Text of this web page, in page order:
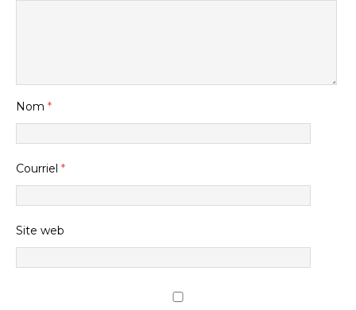
Nom *
Courriel *
Site web